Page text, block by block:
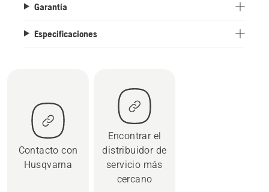
Garantía
Especificaciones
Contacto con
Husqvarna
Encontrar el
distribuidor de
servicio más
cercano